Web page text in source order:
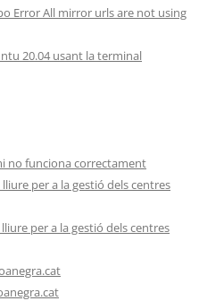
Error All mirror urls are not using
20.04 usant la terminal
no funciona correctament
lliure per a la gestió dels centres
per a la gestió dels centres